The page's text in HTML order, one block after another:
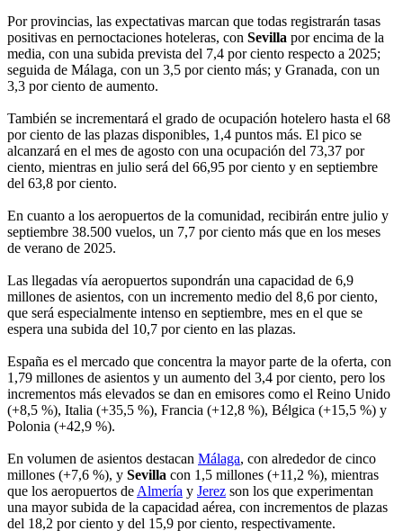
Por provincias, las expectativas marcan que todas registrarán tasas
positivas en pernoctaciones hoteleras, con Sevilla por encima de la
media, con una subida prevista del 7,4 por ciento respecto a 2025;
seguida de Málaga, con un 3,5 por ciento más; y Granada, con un
3,3 por ciento de aumento.
También se incrementará el grado de ocupación hotelero hasta el 68
por ciento de las plazas disponibles, 1,4 puntos más. El pico se
alcanzará en el mes de agosto con una ocupación del 73,37 por
ciento, mientras en julio será del 66,95 por ciento y en septiembre
del 63,8 por ciento.
En cuanto a los aeropuertos de la comunidad, recibirán entre julio y
septiembre 38.500 vuelos, un 7,7 por ciento más que en los meses
de verano de 2025.
Las llegadas vía aeropuertos supondrán una capacidad de 6,9
millones de asientos, con un incremento medio del 8,6 por ciento,
que será especialmente intenso en septiembre, mes en el que se
espera una subida del 10,7 por ciento en las plazas.
España es el mercado que concentra la mayor parte de la oferta, con
1,79 millones de asientos y un aumento del 3,4 por ciento, pero los
incrementos más elevados se dan en emisores como el Reino Unido
(+8,5 %), Italia (+35,5 %), Francia (+12,8 %), Bélgica (+15,5 %) y
Polonia (+42,9 %).
En volumen de asientos destacan Málaga, con alrededor de cinco
millones (+7,6 %), y Sevilla con 1,5 millones (+11,2 %), mientras
que los aeropuertos de Almería y Jerez son los que experimentan
una mayor subida de la capacidad aérea, con incrementos de plazas
del 18,2 por ciento y del 15,9 por ciento, respectivamente.